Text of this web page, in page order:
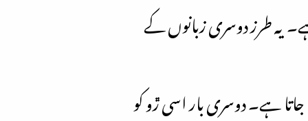
یہ طرز دوسری زبانوں کے
جاتا ہے۔ دوسری بار اسی ڙو کو